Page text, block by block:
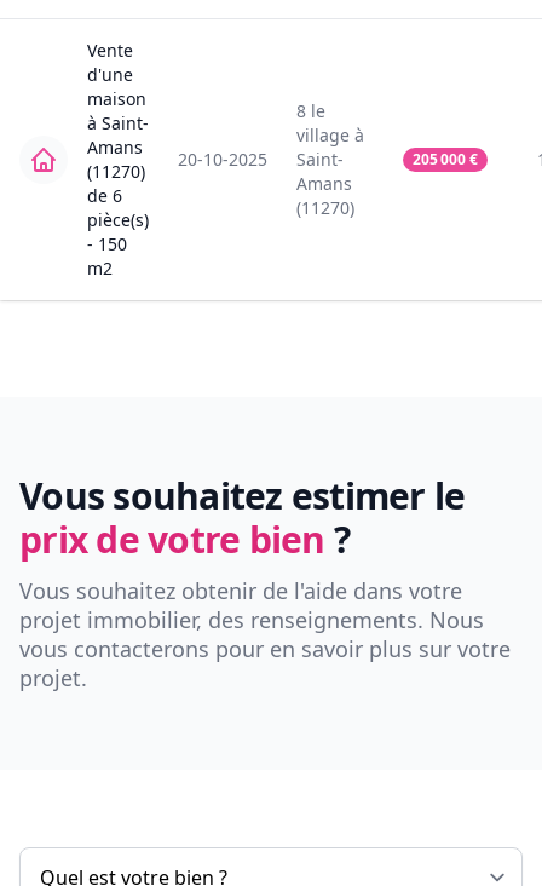
Vente
d'une
maison
à Saint-
Amans
(11270)
de 6
pièce(s)
- 150
m2
20-10-2025
8 le
village à
Saint-
Amans
(11270)
205 000€
Vous souhaitez estimer le
prix de votre bien ?
Vous souhaitez obtenir de l'aide dans votre
projet immobilier, des renseignements. Nous
vous contacterons pour en savoir plus sur votre
projet.